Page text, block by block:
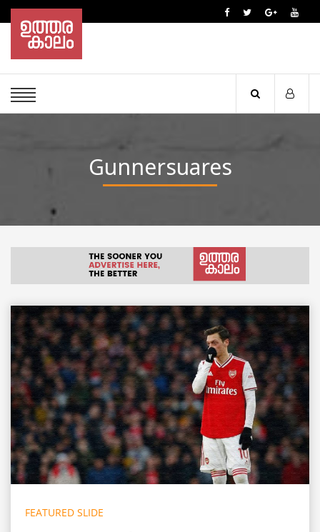
Gunnersuares
FEATURED SLIDE